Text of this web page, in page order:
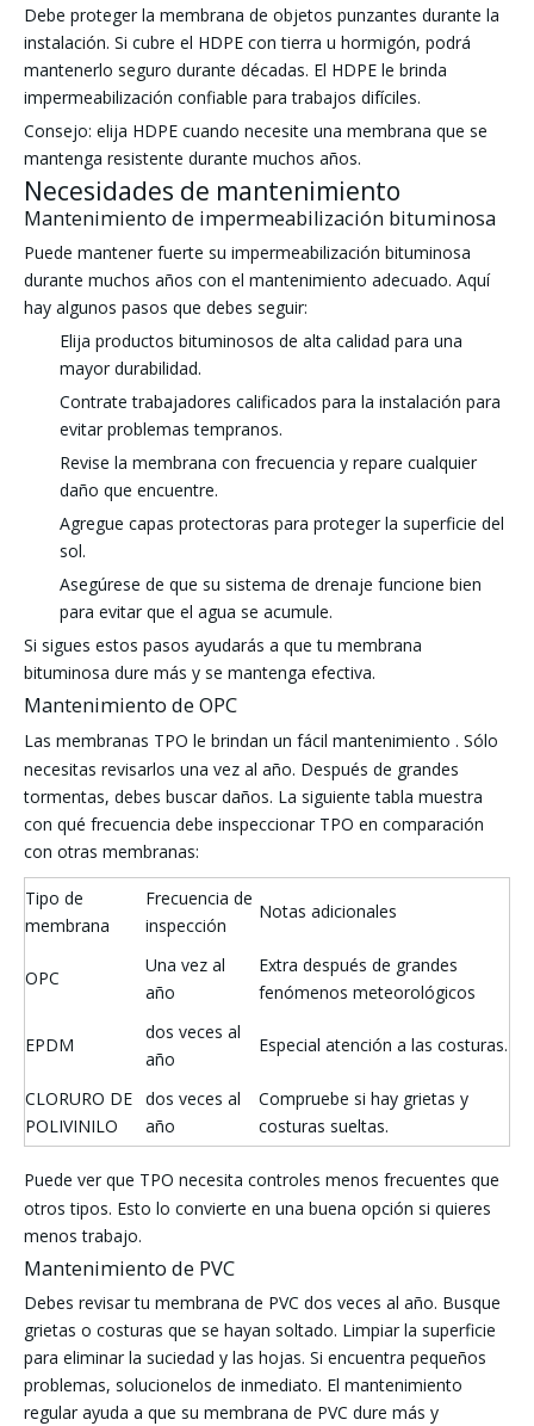
Debe proteger la membrana de objetos punzantes durante la
instalación. Si cubre el HDPE con tierra u hormigón, podrá
mantenerlo seguro durante décadas. El HDPE le brinda
impermeabilización confiable para trabajos difíciles.
Consejo: elija HDPE cuando necesite una membrana que se
mantenga resistente durante muchos años.
Necesidades de mantenimiento
Mantenimiento de impermeabilización bituminosa
Puede mantener fuerte su impermeabilización bituminosa
durante muchos años con el mantenimiento adecuado. Aquí
hay algunos pasos que debes seguir:
Elija productos bituminosos de alta calidad para una
mayor durabilidad.
Contrate trabajadores calificados para la instalación para
evitar problemas tempranos.
Revise la membrana con frecuencia y repare cualquier
daño que encuentre.
Agregue capas protectoras para proteger la superficie del
sol.
Asegúrese de que su sistema de drenaje funcione bien
para evitar que el agua se acumule.
Si sigues estos pasos ayudarás a que tu membrana
bituminosa dure más y se mantenga efectiva.
Mantenimiento de OPC
Las membranas TPO le brindan un fácil mantenimiento . Sólo
necesitas revisarlos una vez al año. Después de grandes
tormentas, debes buscar daños. La siguiente tabla muestra
con qué frecuencia debe inspeccionar TPO en comparación
con otras membranas:
Tipo de
membrana
Frecuencia de
inspección
Notas adicionales
OPC
Una vez al
año
Extra después de grandes
fenómenos meteorológicos
EPDM
dos veces al
año
Especial atención a las costuras.
CLORURO DE
POLIVINILO
dos veces al
año
Compruebe si hay grietas y
costuras sueltas.
Puede ver que TPO necesita controles menos frecuentes que
otros tipos. Esto lo convierte en una buena opción si quieres
menos trabajo.
Mantenimiento de PVC
Debes revisar tu membrana de PVC dos veces al año. Busque
grietas o costuras que se hayan soltado. Limpiar la superficie
para eliminar la suciedad y las hojas. Si encuentra pequeños
problemas, solucionelos de inmediato. El mantenimiento
regular ayuda a que su membrana de PVC dure más y